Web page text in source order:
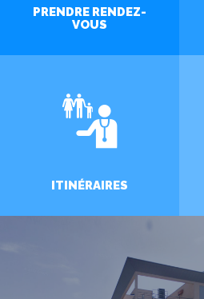
PRENDRE RENDEZ-
VOUS
ITINÉRAIRES